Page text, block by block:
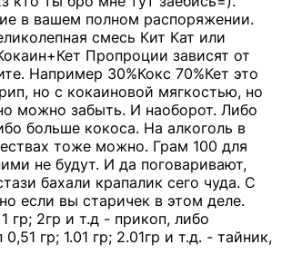
в вашем полном распоряжении.
смесь Кит Кат или
Пропроции зависят от
Например 30%Кокс 70%Кет это
но с кокаиновой мягкостью, но
можно забыть. И наоборот. Либо
больше кокоса. На алкоголь в
тоже можно. Грам 100 для
не будут. И да поговаривают,
бахали крапалик сего чуда. С
если вы старичек в этом деле.
гр; 2гр и т.д - прикоп, либо
гр; 1.01 гр; 2.01гр и т.д. - тайник,